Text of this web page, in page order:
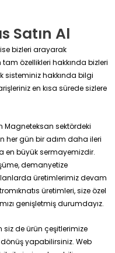
Satın Al
bizleri arayarak
özellikleri hakkında bizleri
sisteminiz hakkında bilgi
en kısa sürede sizlere
Magneteksan sektördeki
her gün bir adım daha ileri
en büyük sermayemizdir.
demanyetize
üretimlerimiz devam
üretimleri, size özel
genişletmiş durumdayız.
siz de ürün çeşitlerimize
yapabilirsiniz. Web